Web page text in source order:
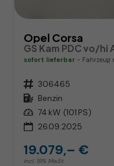
Opel Corsa
GS Kam PDC vo/hi
sofort lieferbar Fahrzeug
Fahrzeugnr. 306465
Kraftstoff Benzin
Leistung 74 kW (101 PS)
26.09.2025
19.079,– €
incl. 19% MwSt.